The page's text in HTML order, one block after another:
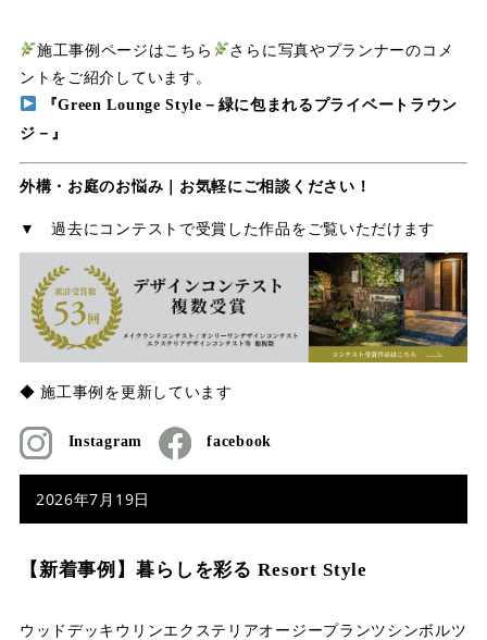
施工事例ページはこちら
さらに写真やプランナーのコメ
ントをご紹介しています。
『Green Lounge Style－緑に包まれるプライベートラウン
ジ－』
外構・お庭のお悩み｜お気軽にご相談ください！
▼ 過去にコンテストで受賞した作品をご覧いただけます
◆ 施工事例を更新しています
Instagram facebook
2026年7月19日
【新着事例】暮らしを彩る Resort Style
ウッドデッキ ウリンエクステリアオージープランツ シンボルツ